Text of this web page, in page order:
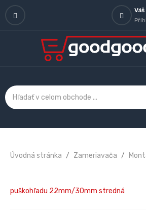
Úvodná stránka Zameriavača
puškohľadu 22mm/30mm stredná